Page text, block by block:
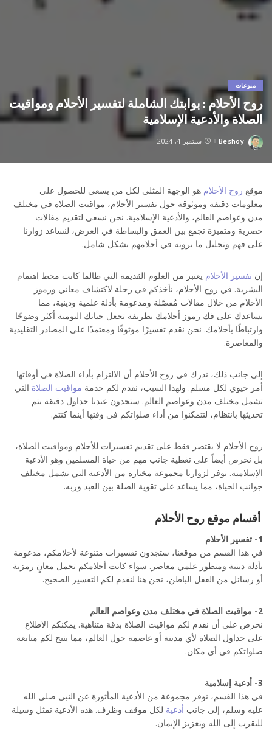
منوعات
روح الأحلام : بوابتك الشاملة لتفسير الأحلام ومواقيت
الصلاة والأدعية الإسلامية
Posted
Beshoy سبتمبر 4, 2024
موقع روح الأحلام هو الوجهة المثلى لكل من يسعى للحصول على
معلومات دقيقة وموثوقة حول تفسير الأحلام، مواقيت الصلاة في مختلف
مدن وعواصم العالم، والأدعية الإسلامية. نحن نسعى لتقديم مقالات
حصرية ومتميزة تجمع بين العمق والبساطة في العرض، لنساعد زوارنا
على فهم وتحليل ما يرونه في أحلامهم بشكل شامل.
إن تفسير الأحلام يعتبر من العلوم القديمة التي طالما كانت محط اهتمام
البشرية. في روح الأحلام، نأخذكم في رحلة لاكتشاف معاني ورموز
الأحلام من خلال مقالات مُفصّلة ومدعومة بأدلة علمية ودينية، مما
يساعدك على فك رموز أحلامك بطريقة تجعل حياتك اليومية أكثر وضوحًا
وارتباطًا بأحلامك. نحن نقدم تفسيرًا موثوقًا ومعتمدًا على المصادر التقليدية
والمعاصرة.
إلى جانب ذلك، ندرك في روح الأحلام أن الالتزام بأداء الصلاة في أوقاتها
أمر حيوي لكل مسلم. ولهذا السبب، نقدم لكم خدمة مواقيت الصلاة التي
تشمل مختلف مدن وعواصم العالم. ستجدون عندنا جداول دقيقة يتم
تحديثها بانتظام، لتتمكنوا من أداء صلواتكم في وقتها أينما كنتم.
روح الأحلام لا يقتصر فقط على تقديم تفسيرات للأحلام ومواقيت الصلاة،
بل نحرص أيضاً على تغطية جانب مهم من حياة المسلمين وهو الأدعية
الإسلامية. نوفر لزوارنا مجموعة مختارة من الأدعية التي تشمل مختلف
جوانب الحياة، مما يساعد على تقوية الصلة بين العبد وربه.
أقسام موقع روح الأحلام
1- تفسير الأحلام
في هذا القسم من موقعنا، ستجدون تفسيرات متنوعة لأحلامكم، مدعومة
بأدلة دينية ومنظور علمي معاصر. سواء كانت أحلامكم تحمل معانٍ رمزية
أو رسائل من العقل الباطن، نحن هنا لنقدم لكم التفسير الصحيح.
2- مواقيت الصلاة في مختلف مدن وعواصم العالم
نحرص على أن نقدم لكم مواقيت الصلاة بدقة متناهية. يمكنكم الاطلاع
على جداول الصلاة لأي مدينة أو عاصمة حول العالم، مما يتيح لكم متابعة
صلواتكم في أي مكان.
3- أدعية إسلامية
في هذا القسم، نوفر مجموعة من الأدعية المأثورة عن النبي صلى الله
عليه وسلم، إلى جانب أدعية لكل موقف وظرف. هذه الأدعية تمثل وسيلة
للتقرب إلى الله وتعزيز الإيمان.